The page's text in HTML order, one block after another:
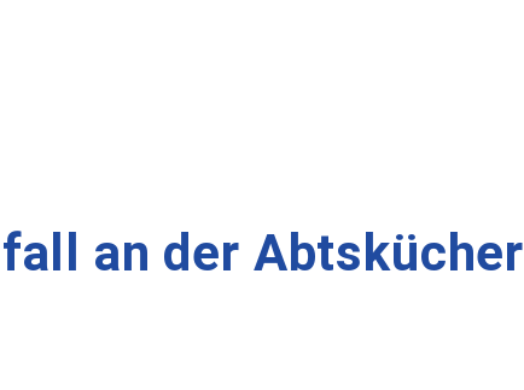
an der Abtskücher